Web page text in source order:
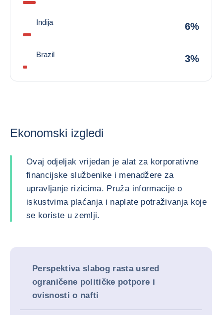
Indija 6%
Brazil 3%
Ekonomski izgledi
Ovaj odjeljak vrijedan je alat za korporativne
financijske službenike i menadžere za
upravljanje rizicima. Pruža informacije o
iskustvima plaćanja i naplate potraživanja koje
se koriste u zemlji.
Perspektiva slabog rasta usred
ograničene političke potpore i
ovisnosti o nafti